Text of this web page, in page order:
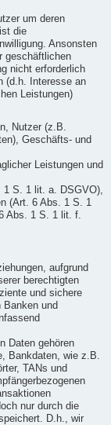
um deren
die
Ansonsten
geschäftlichen
nicht erforderlich
(d.h. Interesse an
Leistungen)
Nutzer (z.B.
Geschäfts- und
Leistungen und
1 S. 1 lit. a. DSGVO),
(Art. 6 Abs. 1 S. 1
Abs. 1 S. 1 lit. f.
aufgrund
berechtigten
und sichere
Banken und
Daten gehören
Bankdaten, wie z.B.
TANs und
nur durch die
D.h., wir